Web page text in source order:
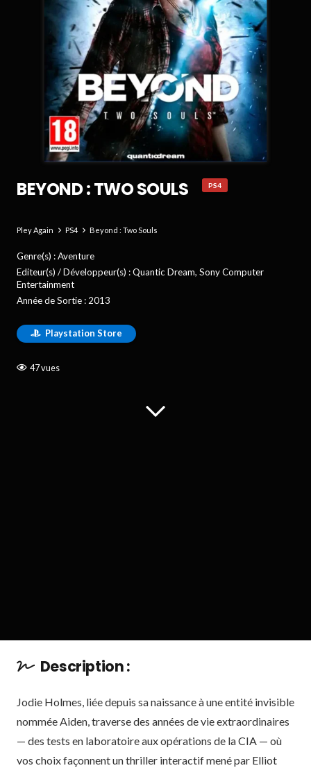
BEYOND : TWO SOULS PS4
Pley Again PS4 Beyond : Two Souls
Genre(s) :Aventure
Editeur(s) / Développeur(s) :Quantic Dream, Sony Computer
Entertainment
Année de Sortie : 2013
Playstation Store
47vues
Description :
Jodie Holmes, liée depuis sa naissance à une entité invisible
nommée Aiden, traverse des années de vie extraordinaires
— des tests en laboratoire aux opérations de la CIA — où
vos choix façonnent un thriller interactif mené par Elliot